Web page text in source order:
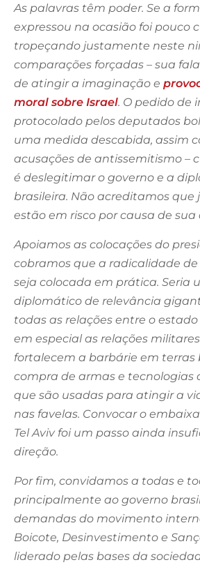
As palavras têm poder. Se a
expressou na ocasião foi pouco
tropeçando justamente neste
comparações forçadas – sua
de atingir a imaginação e
moral sobre Israel. O pedido de
protocolado pelos deputados
uma medida descabida, assim
acusações de antissemitismo –
é deslegitimar o governo e a
brasileira. Não acreditamos que
estão em risco por causa de sua
Apoiamos as colocações do
cobramos que a radicalidade
seja colocada em prática. Seria
diplomático de relevância
todas as relações entre o estado
em especial as relações
fortalecem a barbárie em terras
compra de armas e tecnologias
que são usadas para atingir a
nas favelas. Convocar o
Tel Aviv foi um passo ainda
direção.
Por fim, convidamos a todas e
principalmente ao governo
demandas do movimento
Boicote, Desinvestimento e
liderado pelas bases da